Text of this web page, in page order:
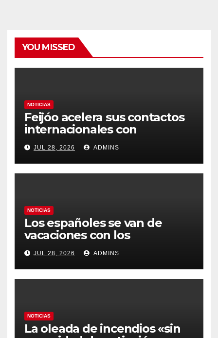
YOU MISSED
NOTICIAS
Feijóo acelera sus contactos
internacionales con
Latinoamérica como socio
prioritario en su agenda de
gobierno
JUL 28, 2026 ADMINS
NOTICIAS
Los españoles se van de
vacaciones con los
carburantes hasta un 21%
más caros que el año pasado
y los hoteles disparados
JUL 28, 2026 ADMINS
NOTICIAS
La oleada de incendios «sin